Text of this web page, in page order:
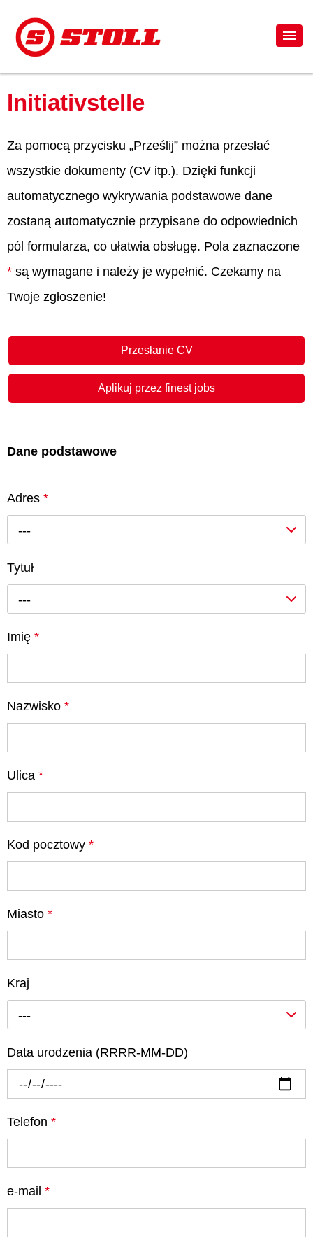
Initiativstelle
Za pomocą przycisku „Prześlij” można przesłać
wszystkie dokumenty (CV itp.). Dzięki funkcji
automatycznego wykrywania podstawowe dane
zostaną automatycznie przypisane do odpowiednich
pól formularza, co ułatwia obsługę. Pola zaznaczone
* są wymagane i należy je wypełnić. Czekamy na
Twoje zgłoszenie!
Przesłanie CV
Aplikuj przez finest jobs
Dane podstawowe
Adres *
---
Tytuł
---
Imię *
Nazwisko *
Ulica *
Kod pocztowy *
Miasto *
Kraj
---
Data urodzenia (RRRR-MM-DD)
Telefon *
e-mail *